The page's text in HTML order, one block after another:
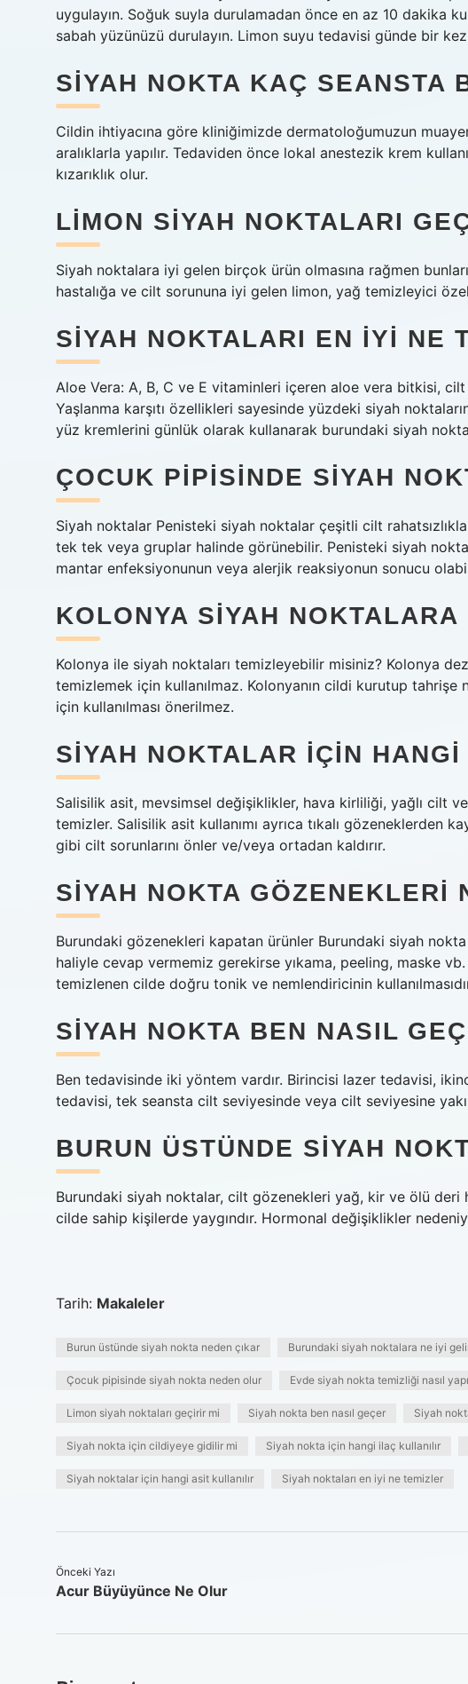
uygulayın. Soğuk suyla durulamadan önce en az 10 dakika
sabah yüzünüzü durulayın. Limon suyu tedavisi günde bir kez
SIYAH NOKTA KAÇ SEANSTA
Cildin ihtiyacına göre kliniğimizde dermatoloğumuzun
aralıklarla yapılır. Tedaviden önce lokal anestezik krem
kızarıklık olur.
LIMON SIYAH NOKTALARI
Siyah noktalara iyi gelen birçok ürün olmasına rağmen
hastalığa ve cilt sorununa iyi gelen limon, yağ temizleyici
SIYAH NOKTALARI EN IYI NE
Aloe Vera: A, B, C ve E vitaminleri içeren aloe vera bitkisi,
Yaşlanma karşıtı özellikleri sayesinde yüzdeki siyah
yüz kremlerini günlük olarak kullanarak burundaki siyah nokta
ÇOCUK PIPISINDE SIYAH
Siyah noktalar Penisteki siyah noktalar çeşitli cilt
tek tek veya gruplar halinde görünebilir. Penisteki siyah
mantar enfeksiyonunun veya alerjik reaksiyonun sonucu
KOLONYA SIYAH
Kolonya ile siyah noktaları temizleyebilir misiniz? Kolonya
temizlemek için kullanılmaz. Kolonyanın cildi kurutup
için kullanılması önerilmez.
SIYAH NOKTALAR IÇIN
Salisilik asit, mevsimsel değişiklikler, hava kirliliği, yağlı cilt
temizler. Salisilik asit kullanımı ayrıca tıkalı gözeneklerden
gibi cilt sorunlarını önler ve/veya ortadan kaldırır.
SIYAH NOKTA GÖZENEKLERI
Burundaki gözenekleri kapatan ürünler Burundaki siyah
haliyle cevap vermemiz gerekirse yıkama, peeling, maske vb.
temizlenen cilde doğru tonik ve nemlendiricinin
SIYAH NOKTA BEN NASIL
Ben tedavisinde iki yöntem vardır. Birincisi lazer tedavisi,
tedavisi, tek seansta cilt seviyesinde veya cilt seviyesine
BURUN ÜSTÜNDE SIYAH
Burundaki siyah noktalar, cilt gözenekleri yağ, kir ve ölü deri
cilde sahip kişilerde yaygındır. Hormonal değişiklikler
Tarih: Makaleler
Burun üstünde siyah nokta neden çıkar Burundaki siyah noktalara ne iyi
Çocuk pipisinde siyah nokta neden olur Evde siyah nokta temizliği nasıl
Limon siyah noktaları geçirir mi Siyah nokta ben nasıl geçer Siyah
Siyah nokta için cildiyeye gidilir mi Siyah nokta için hangi ilaç kullanılır
Siyah noktalar için hangi asit kullanılır Siyah noktaları en iyi ne temizler
Önceki Yazı
Acur Büyüyünce Ne Olur